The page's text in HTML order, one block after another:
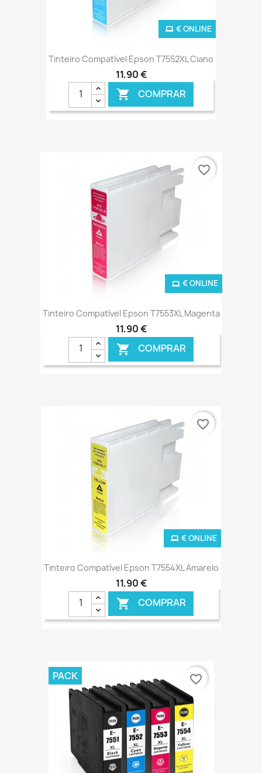
Tinteiro Compatível Epson T7552XL Ciano
11,90 €
 COMPRAR
€ ONLINE
Tinteiro Compatível Epson T7553XL Magenta
11,90 €
 COMPRAR
€ ONLINE
favorite_border
Tinteiro Compatível Epson T7554XL Amarelo
11,90 €
 COMPRAR
€ ONLINE
favorite_border
PACK favorite_border